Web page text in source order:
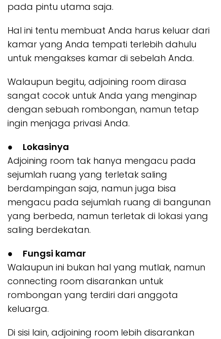
pada pintu utama saja.
Hal ini tentu membuat Anda harus keluar dari
kamar yang Anda tempati terlebih dahulu
untuk mengakses kamar di sebelah Anda.
Walaupun begitu, adjoining room dirasa
sangat cocok untuk Anda yang menginap
dengan sebuah rombongan, namun tetap
ingin menjaga privasi Anda.
● Lokasinya
Adjoining room tak hanya mengacu pada
sejumlah ruang yang terletak saling
berdampingan saja, namun juga bisa
mengacu pada sejumlah ruang di bangunan
yang berbeda, namun terletak di lokasi yang
saling berdekatan.
● Fungsi kamar
Walaupun ini bukan hal yang mutlak, namun
connecting room disarankan untuk
rombongan yang terdiri dari anggota
keluarga.
Di sisi lain, adjoining room lebih disarankan